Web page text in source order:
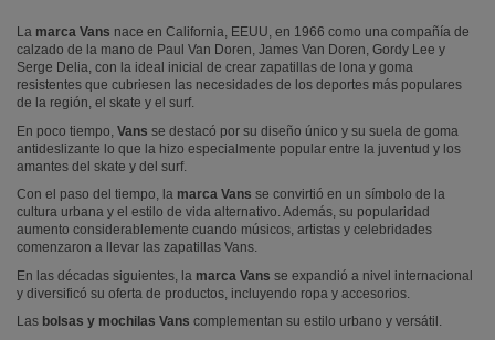
La marca Vans nace en California, EEUU, en 1966 como una compañía de
calzado de la mano de Paul Van Doren, James Van Doren, Gordy Lee y
Serge Delia, con la ideal inicial de crear zapatillas de lona y goma
resistentes que cubriesen las necesidades de los deportes más populares
de la región, el skate y el surf.
En poco tiempo, Vans se destacó por su diseño único y su suela de goma
antideslizante lo que la hizo especialmente popular entre la juventud y los
amantes del skate y del surf.
Con el paso del tiempo, la marca Vans se convirtió en un símbolo de la
cultura urbana y el estilo de vida alternativo. Además, su popularidad
aumento considerablemente cuando músicos, artistas y celebridades
comenzaron a llevar las zapatillas Vans.
En las décadas siguientes, la marca Vans se expandió a nivel internacional
y diversificó su oferta de productos, incluyendo ropa y accesorios.
Las bolsas y mochilas Vans complementan su estilo urbano y versátil.